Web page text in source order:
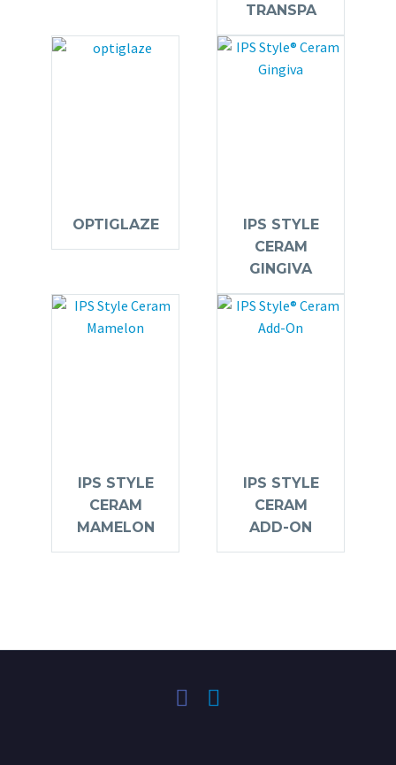
TRANSPA
OPTIGLAZE
IPS STYLE
CERAM
GINGIVA
IPS STYLE
CERAM
MAMELON
IPS STYLE
CERAM
ADD-ON